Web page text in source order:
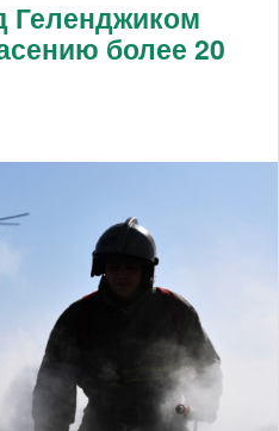
Геленджиком
более 20